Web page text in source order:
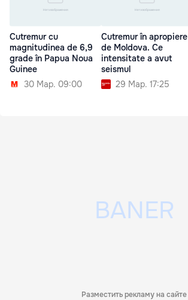
Cutremur cu
magnitudinea de 6,9
grade în Papua Noua
Guinee
30 Мар. 09:00
Cutremur în apropiere
de Moldova. Ce
intensitate a avut
seismul
29 Мар. 17:25
Разместить рекламу на сайте